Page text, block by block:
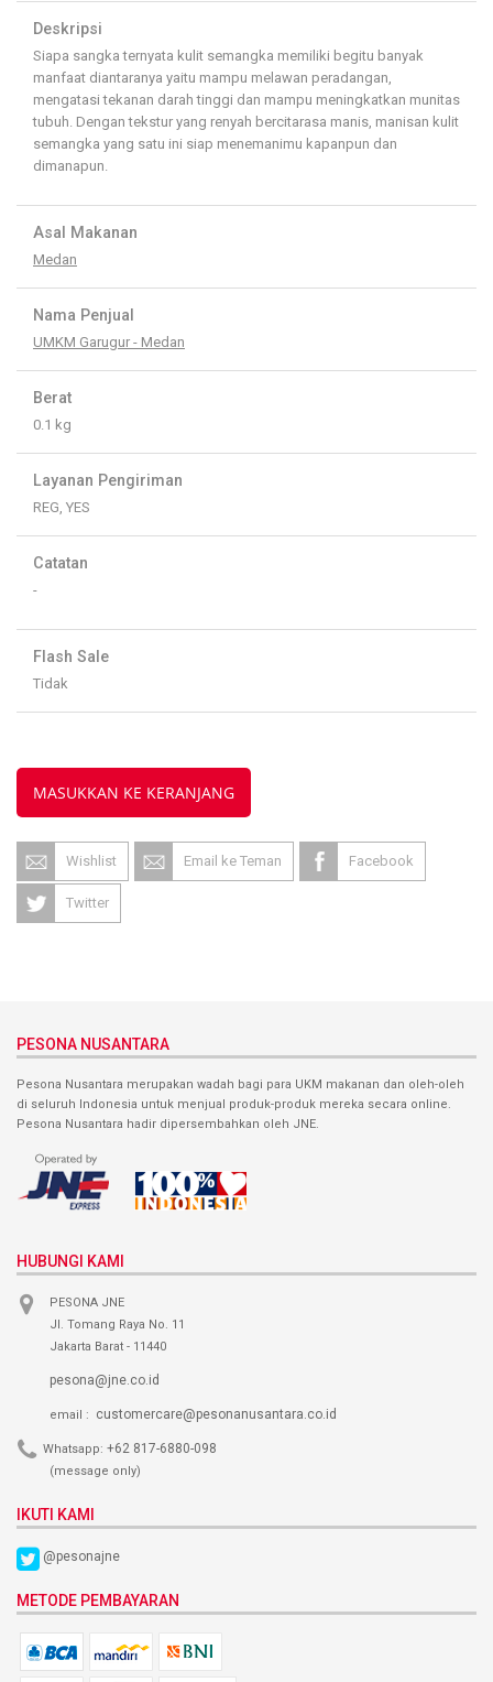
Deskripsi
Siapa sangka ternyata kulit semangka memiliki begitu banyak
manfaat diantaranya yaitu mampu melawan peradangan,
mengatasi tekanan darah tinggi dan mampu meningkatkan munitas
tubuh. Dengan tekstur yang renyah bercitarasa manis, manisan kulit
semangka yang satu ini siap menemanimu kapanpun dan
dimanapun.
Asal Makanan
Medan
Nama Penjual
UMKM Garugur - Medan
Berat
0.1 kg
Layanan Pengiriman
REG, YES
Catatan
-
Flash Sale
Tidak
MASUKKAN KE KERANJANG
Wishlist Email ke Teman Facebook
Twitter
PESONA NUSANTARA
Pesona Nusantara merupakan wadah bagi para UKM makanan dan oleh-oleh
di seluruh Indonesia untuk menjual produk-produk mereka secara online.
Pesona Nusantara hadir dipersembahkan oleh JNE.
HUBUNGI KAMI
PESONA JNE
Jl. Tomang Raya No. 11
Jakarta Barat - 11440
pesona@jne.co.id
email : customercare@pesonanusantara.co.id
Whatsapp: +62 817-6880-098
(message only)
IKUTI KAMI
@pesonajne
METODE PEMBAYARAN